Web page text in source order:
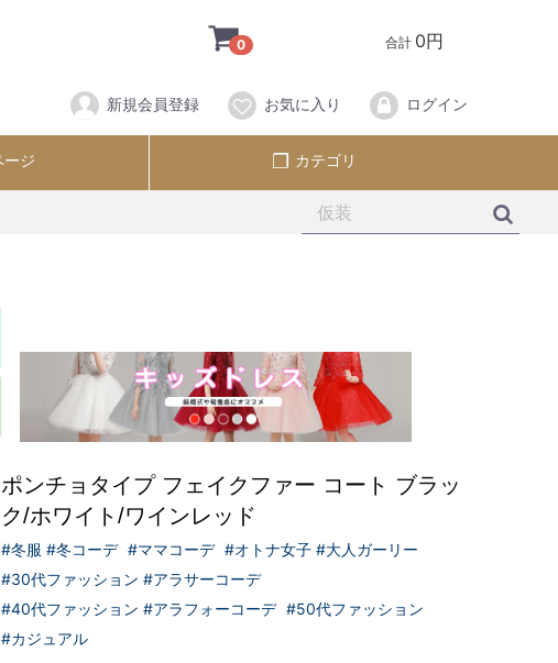
0 合計 0円
新規会員登録 お気に入り ログイン
ージ カテゴリ
ポンチョタイプ フェイクファー コート ブラッ
ク/ホワイト/ワインレッド
#冬服 #冬コーデ #ママコーデ #オトナ女子 #大人ガーリー
#30代ファッション #アラサーコーデ
#40代ファッション #アラフォーコーデ #50代ファッション
#カジュアル